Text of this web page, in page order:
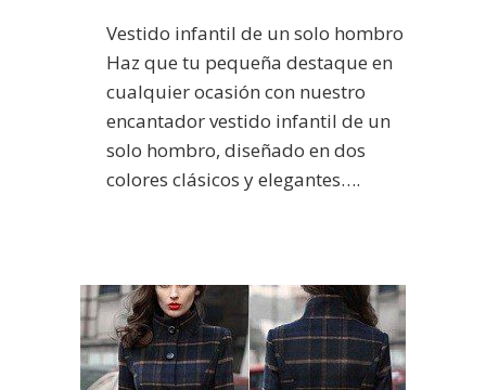
Vestido infantil de un solo hombro
Haz que tu pequeña destaque en
cualquier ocasión con nuestro
encantador vestido infantil de un
solo hombro, diseñado en dos
colores clásicos y elegantes….